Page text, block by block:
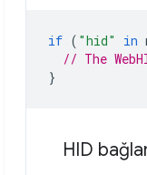
if ( "hid" in
// The
}
HID